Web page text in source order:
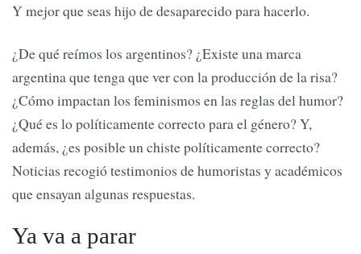
Y mejor que seas hijo de desaparecido para hacerlo.
¿De qué reímos los argentinos? ¿Existe una marca
argentina que tenga que ver con la producción de la risa?
¿Cómo impactan los feminismos en las reglas del humor?
¿Qué es lo políticamente correcto para el género? Y,
además, ¿es posible un chiste políticamente correcto?
Noticias recogió testimonios de humoristas y académicos
que ensayan algunas respuestas.
Ya va a parar